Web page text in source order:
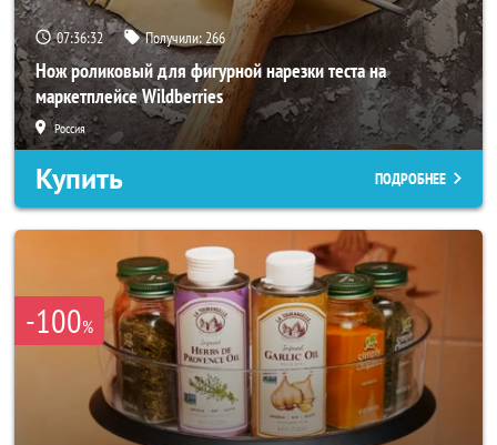
07:36:30 Получили:266
Нож роликовый для фигурной нарезки теста на
маркетплейсе Wildberries
Россия
Купить ПОДРОБНЕЕ
-100%